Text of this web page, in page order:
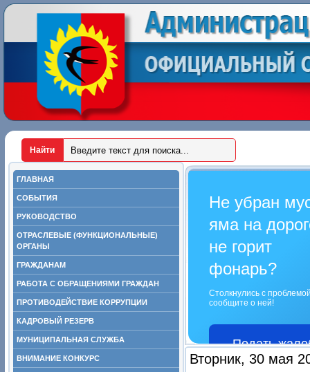
ГЛАВНАЯ
СОБЫТИЯ
РУКОВОДСТВО
ОТРАСЛЕВЫЕ (ФУНКЦИОНАЛЬНЫЕ)
ОРГАНЫ
ГРАЖДАНАМ
РАБОТА С ОБРАЩЕНИЯМИ ГРАЖДАН
ПРОТИВОДЕЙСТВИЕ КОРРУПЦИИ
КАДРОВЫЙ РЕЗЕРВ
МУНИЦИПАЛЬНАЯ СЛУЖБА
ВНИМАНИЕ КОНКУРС
Не убран
яма на
не горит
фонарь?
Столкнулись с
сообщите о ней!
Подать
Вторник, 30 мая